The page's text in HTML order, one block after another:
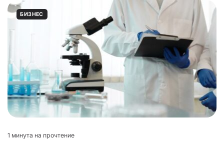
БИЗНЕС
1 минута на прочтение